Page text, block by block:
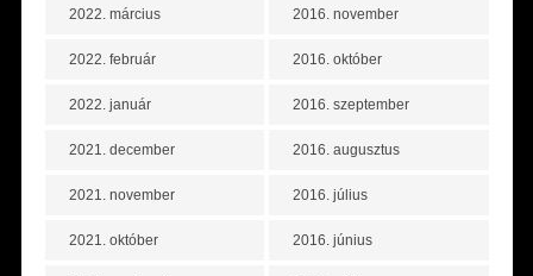
2022. március
2022. február
2022. január
2021. december
2021. november
2021. október
2016. november
2016. október
2016. szeptember
2016. augusztus
2016. július
2016. június